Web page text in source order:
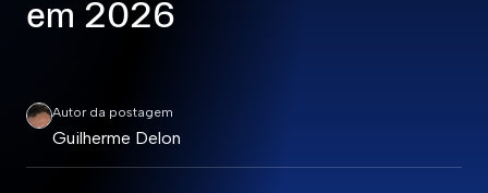
em 2026
Autor da postagem
Guilherme Delon